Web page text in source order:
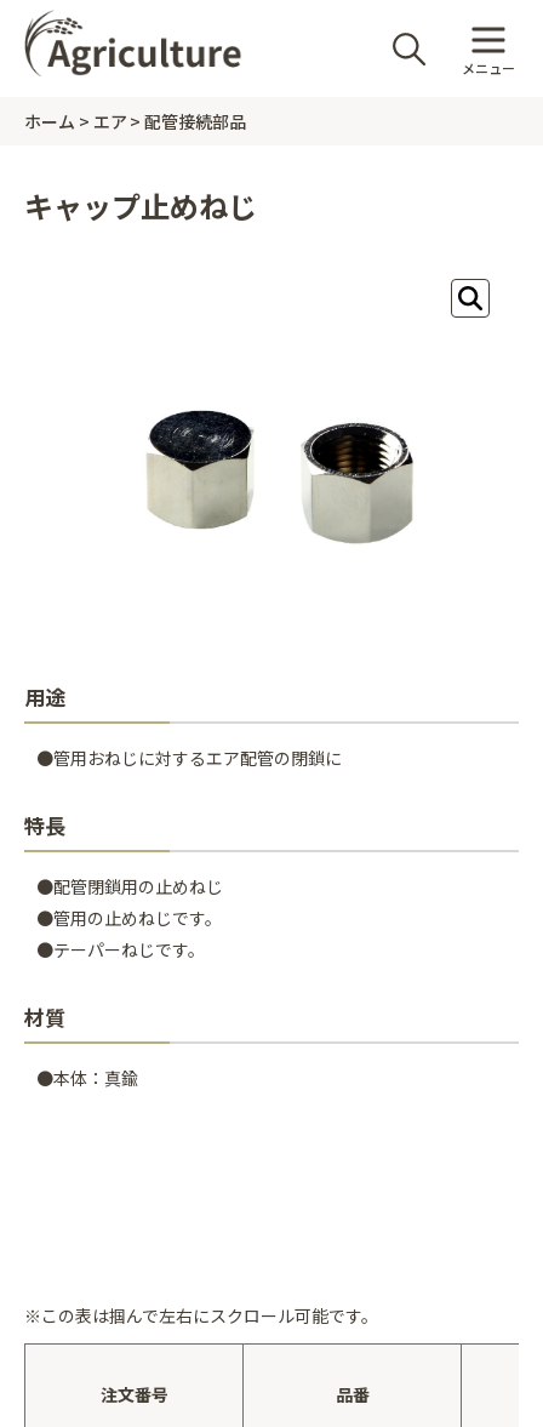
メニュー
ホーム エア 配管接続部品
キャップ止めねじ
用途
●管用おねじに対するエア配管の閉鎖に
特長
●配管閉鎖用の止めねじ
●管用の止めねじです。
●テーパーねじです。
材質
●本体：真鍮
※この表は掴んで左右にスクロール可能です。
注文番号 品番